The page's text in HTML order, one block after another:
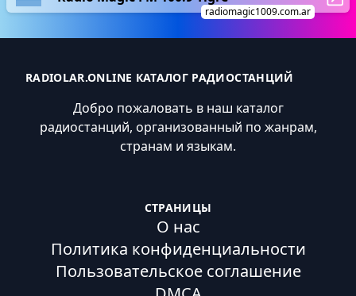
radiomagic1009.com.ar
RADIOLAR.ONLINE КАТАЛОГ РАДИОСТАНЦИЙ
Добро пожаловать в наш каталог
радиостанций, организованный по жанрам,
странам и языкам.
СТРАНИЦЫ
О нас
Политика конфиденциальности
Пользовательское соглашение